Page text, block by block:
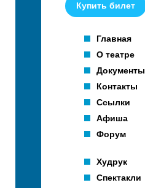
Купить билет
Главная
О театре
Документы
Контакты
Ссылки
Афиша
Форум
Худрук
Спектакли